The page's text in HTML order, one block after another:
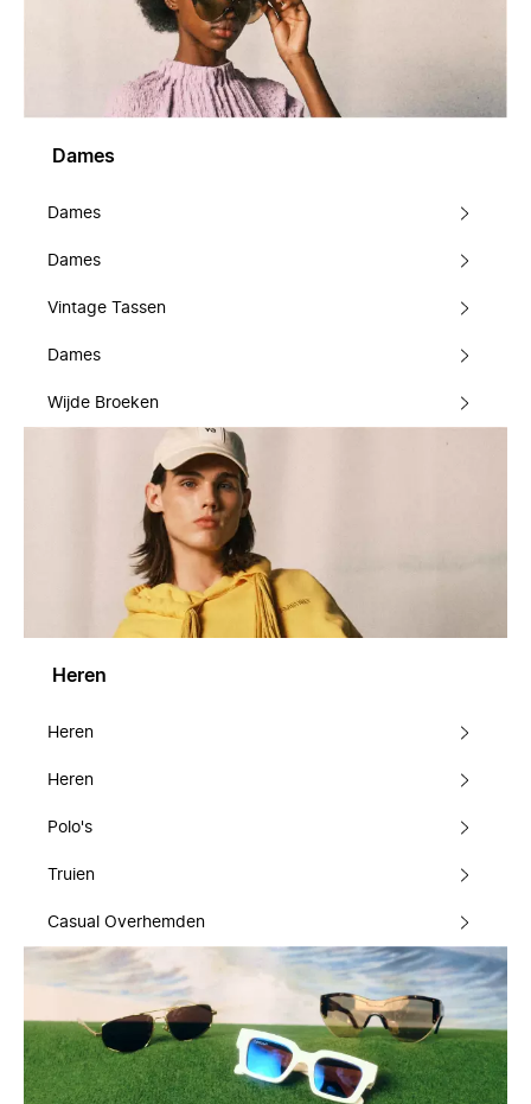
Dames
Dames
Dames
Vintage Tassen
Dames
Wijde Broeken
Heren
Heren
Heren
Polo's
Truien
Casual Overhemden